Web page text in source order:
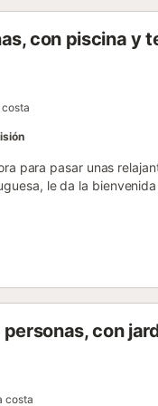
con piscina y
para pasar unas
le da la
interior le invita a
café recién hecho por
un refrescante
necesarios para
con
costa